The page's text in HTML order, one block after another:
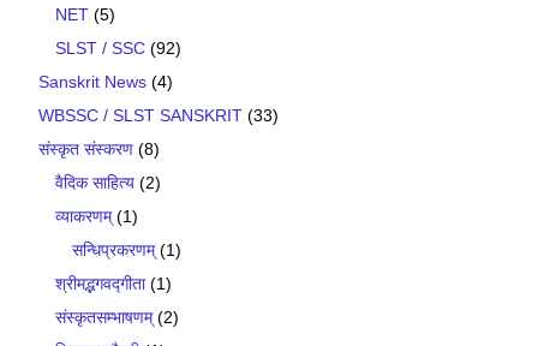
NET (5)
SLST / SSC (92)
Sanskrit News (4)
WBSSC / SLST SANSKRIT (33)
संस्कृत संस्करण (8)
वैदिक साहित्य (2)
व्याकरणम्(1)
सन्धिप्रकरणम्(1)
श्रीमद्भगवद्गीता(1)
संस्कृतसम्भाषणम्(2)